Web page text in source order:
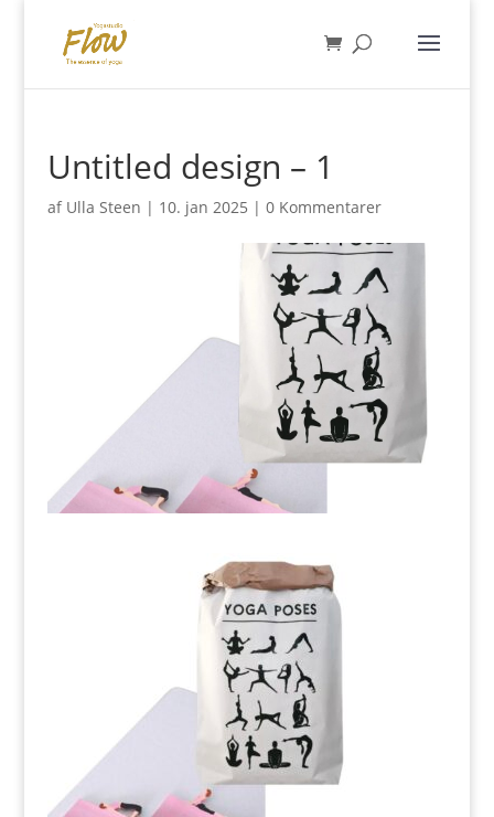
Untitled design – 1
af Ulla Steen | 10. jan 2025 | 0 Kommentarer